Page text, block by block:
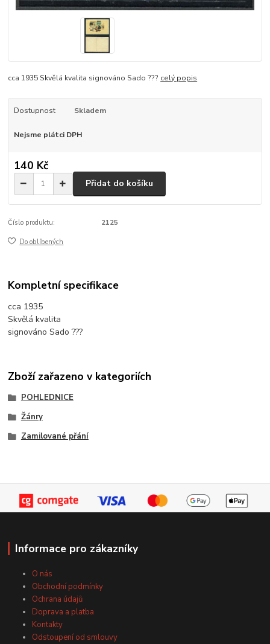
cca 1935 Skvělá kvalita signováno Sado ??? celý popis
Dostupnost Skladem
Nejsme plátci DPH
140 Kč
Přidat do košíku
Číslo produktu: 2125
Do oblíbených
Kompletní specifikace
cca 1935
Skvělá kvalita
signováno Sado ???
Zboží zařazeno v kategoriích
POHLEDNICE
Žánry
Zamilované přání
Informace pro zákazníky
O nás
Obchodní podmínky
Ochrana údajů
Doprava a platba
Kontakty
Odstoupení od smlouvy